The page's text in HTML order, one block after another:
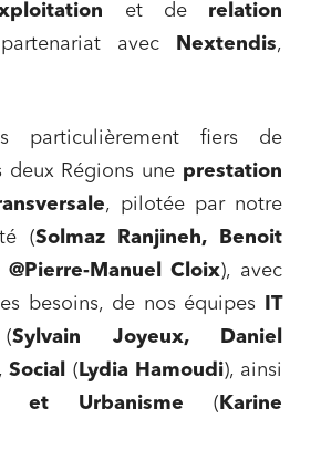
et de relation
avec Nextendis,
particulièrement fiers de
deux Régions une prestation
, pilotée par notre
(Solmaz Ranjineh, Benoit
Manuel Cloix), avec
besoins, de nos équipes
IT
Sylvain Joyeux, Daniel
Social ( Lydia Hamoudi), ainsi
et Urbanisme ( Karine